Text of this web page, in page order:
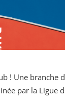
! Une branche
par la Ligue